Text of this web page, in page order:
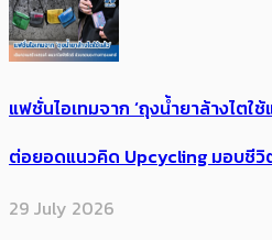
แฟชั่นไอเทมจาก ‘ถุงน้ำยาล้างไตใ
ต่อยอดแนวคิด Upcycling มอบชีวิ
29 July 2026